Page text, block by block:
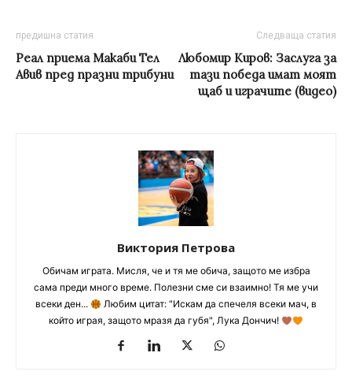
предишна статия
Реал приема Макаби Тел
Авив пред празни трибуни
Следваща статия
Любомир Киров: Заслуга за
тази победа имат моят
щаб и играчите (видео)
Виктория Петрова
Обичам играта. Мисля, че и тя ме обича, защото ме избра
сама преди много време. Полезни сме си взаимно! Тя ме учи
всеки ден...
Любим цитат: "Искам да спечеля всеки мач, в
който играя, защото мразя да губя", Лука Дончич!